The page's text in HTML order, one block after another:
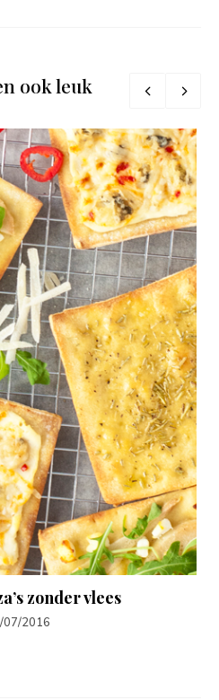
ook leuk
zonder vlees
07/2016